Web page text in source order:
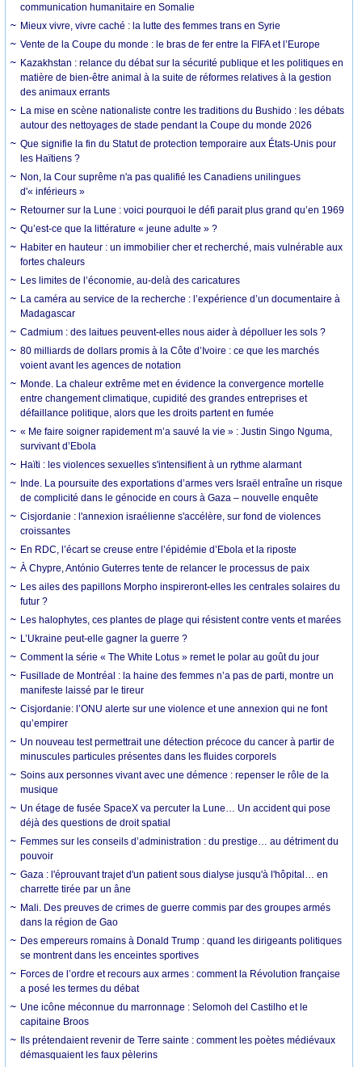
communication humanitaire en Somalie
Mieux vivre, vivre caché : la lutte des femmes trans en Syrie
Vente de la Coupe du monde : le bras de fer entre la FIFA et l’Europe
Kazakhstan : relance du débat sur la sécurité publique et les politiques en
matière de bien-être animal à la suite de réformes relatives à la gestion
des animaux errants
La mise en scène nationaliste contre les traditions du Bushido : les débats
autour des nettoyages de stade pendant la Coupe du monde 2026
Que signifie la fin du Statut de protection temporaire aux États-Unis pour
les Haïtiens ?
Non, la Cour suprême n'a pas qualifié les Canadiens unilingues
d'« inférieurs »
Retourner sur la Lune : voici pourquoi le défi parait plus grand qu’en 1969
Qu’est-ce que la littérature « jeune adulte » ?
Habiter en hauteur : un immobilier cher et recherché, mais vulnérable aux
fortes chaleurs
Les limites de l’économie, au-delà des caricatures
La caméra au service de la recherche : l’expérience d’un documentaire à
Madagascar
Cadmium : des laitues peuvent-elles nous aider à dépolluer les sols ?
80 milliards de dollars promis à la Côte d’Ivoire : ce que les marchés
voient avant les agences de notation
Monde. La chaleur extrême met en évidence la convergence mortelle
entre changement climatique, cupidité des grandes entreprises et
défaillance politique, alors que les droits partent en fumée
« Me faire soigner rapidement m’a sauvé la vie » : Justin Singo Nguma,
survivant d’Ebola
Haïti : les violences sexuelles s'intensifient à un rythme alarmant
Inde. La poursuite des exportations d’armes vers Israël entraîne un risque
de complicité dans le génocide en cours à Gaza – nouvelle enquête
Cisjordanie : l'annexion israélienne s'accélère, sur fond de violences
croissantes
En RDC, l’écart se creuse entre l’épidémie d’Ebola et la riposte
À Chypre, António Guterres tente de relancer le processus de paix
Les ailes des papillons Morpho inspireront-elles les centrales solaires du
futur ?
Les halophytes, ces plantes de plage qui résistent contre vents et marées
L’Ukraine peut-elle gagner la guerre ?
Comment la série « The White Lotus » remet le polar au goût du jour
Fusillade de Montréal : la haine des femmes n’a pas de parti, montre un
manifeste laissé par le tireur
Cisjordanie: l’ONU alerte sur une violence et une annexion qui ne font
qu’empirer
Un nouveau test permettrait une détection précoce du cancer à partir de
minuscules particules présentes dans les fluides corporels
Soins aux personnes vivant avec une démence : repenser le rôle de la
musique
Un étage de fusée SpaceX va percuter la Lune… Un accident qui pose
déjà des questions de droit spatial
Femmes sur les conseils d’administration : du prestige… au détriment du
pouvoir
Gaza : l'éprouvant trajet d'un patient sous dialyse jusqu'à l'hôpital… en
charrette tirée par un âne
Mali. Des preuves de crimes de guerre commis par des groupes armés
dans la région de Gao
Des empereurs romains à Donald Trump : quand les dirigeants politiques
se montrent dans les enceintes sportives
Forces de l’ordre et recours aux armes : comment la Révolution française
a posé les termes du débat
Une icône méconnue du marronnage : Selomoh del Castilho et le
capitaine Broos
Ils prétendaient revenir de Terre sainte : comment les poètes médiévaux
démasquaient les faux pèlerins